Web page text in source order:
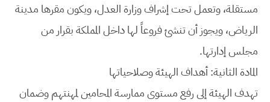
مستقلة، وتعمل تحت إشراف وزارة العدل، ويكون مقرها مدينة
الرياض، ويجوز أن تنشئ فروعاً لها داخل المملكة بقرار من
مجلس إدارتها.
المادة الثانية: أهداف الهيئة وصلاحياتها
تهدف الهيئة إلى رفع مستوى ممارسة المحامين لمهنتهم وضمان